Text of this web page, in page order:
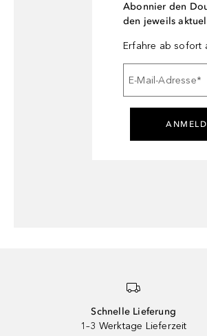
Abonnier den
den jeweils
Erfahre ab sofort
E-Mail-Adresse*
Schnelle Lieferung
1–3 Werktage Lieferzeit